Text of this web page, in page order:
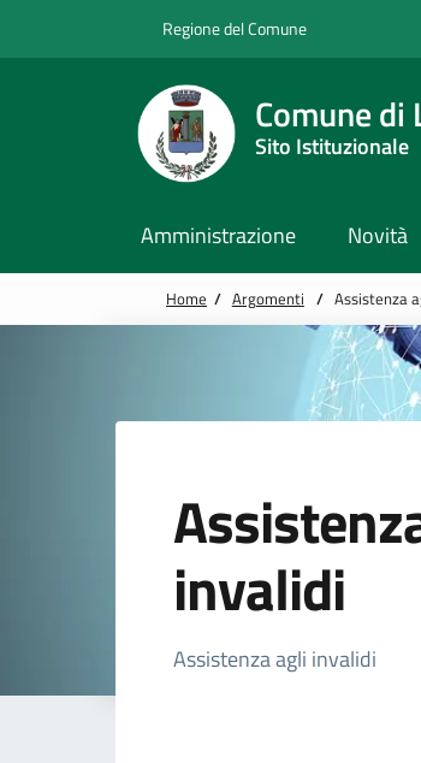
Regione del Comune
Comune di
Sito Istituzionale
Amministrazione Novità
Home / Argomenti / Assistenza
invalidi
Dettagli
Assistenza agli invalidi